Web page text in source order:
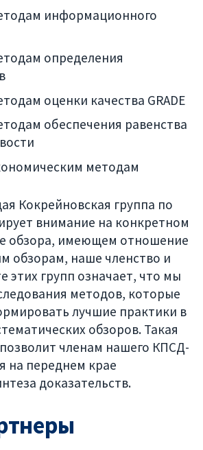
информационного
определения
оценки качества GRADE
обеспечения равенства
методам
Кокрейновская группа по
внимание на конкретном
обзора, имеющем отношение
обзорам, наше членство и
этих групп означает, что мы
методов, которые
лучшие практики в
обзоров. Такая
членам нашего КПСД-
на переднем крае
доказательств.